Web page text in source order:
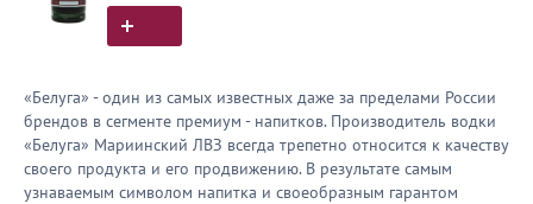
«Белуга» - один из самых известных даже за пределами России
брендов в сегменте премиум - напитков. Производитель водки
«Белуга» Мариинский ЛВЗ всегда трепетно относится к качеству
своего продукта и его продвижению. В результате самым
узнаваемым символом напитка и своеобразным гарантом